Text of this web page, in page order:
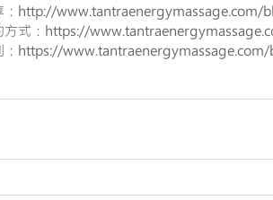
http://www.tantraenergymassage.com/
式： https://
https://